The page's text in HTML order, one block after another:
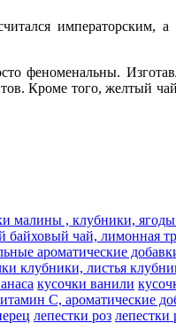
императорским, а
феноменальны.
Кроме того, желтый
малины , клубники,
байховый чай, лимонная
ароматические
клубники, листья
кусочки ванили
С, ароматические
лепестки роз лепестки